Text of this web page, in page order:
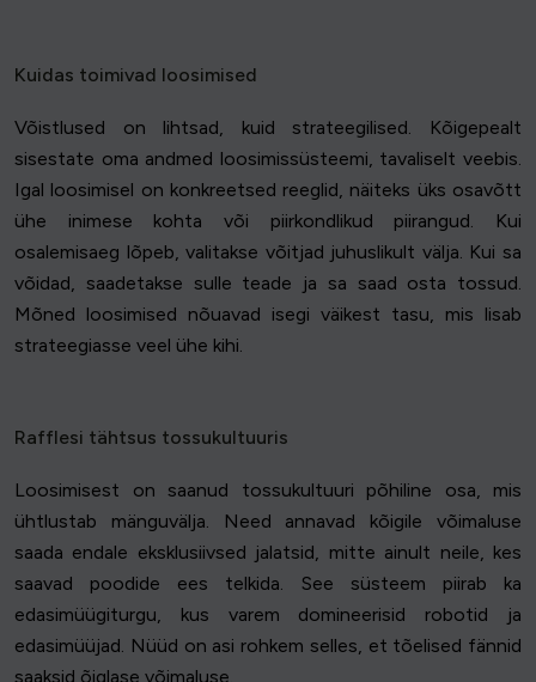
Kuidas toimivad loosimised
Võistlused on lihtsad, kuid strateegilised. Kõigepealt
sisestate oma andmed loosimissüsteemi, tavaliselt veebis.
Igal loosimisel on konkreetsed reeglid, näiteks üks osavõtt
ühe inimese kohta või piirkondlikud piirangud. Kui
osalemisaeg lõpeb, valitakse võitjad juhuslikult välja. Kui sa
võidad, saadetakse sulle teade ja sa saad osta tossud.
Mõned loosimised nõuavad isegi väikest tasu, mis lisab
strateegiasse veel ühe kihi.
Rafflesi tähtsus tossukultuuris
Loosimisest on saanud tossukultuuri põhiline osa, mis
ühtlustab mänguvälja. Need annavad kõigile võimaluse
saada endale eksklusiivsed jalatsid, mitte ainult neile, kes
saavad poodide ees telkida. See süsteem piirab ka
edasimüügiturgu, kus varem domineerisid robotid ja
edasimüüjad. Nüüd on asi rohkem selles, et tõelised fännid
saaksid õiglase võimaluse.